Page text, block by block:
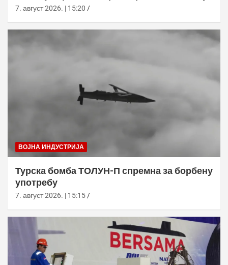
7. август 2026. | 15:20
ВОЈНА ИНДУСТРИЈА
Турска бомба ТОЛУН-П спремна за борбену
употребу
7. август 2026. | 15:15